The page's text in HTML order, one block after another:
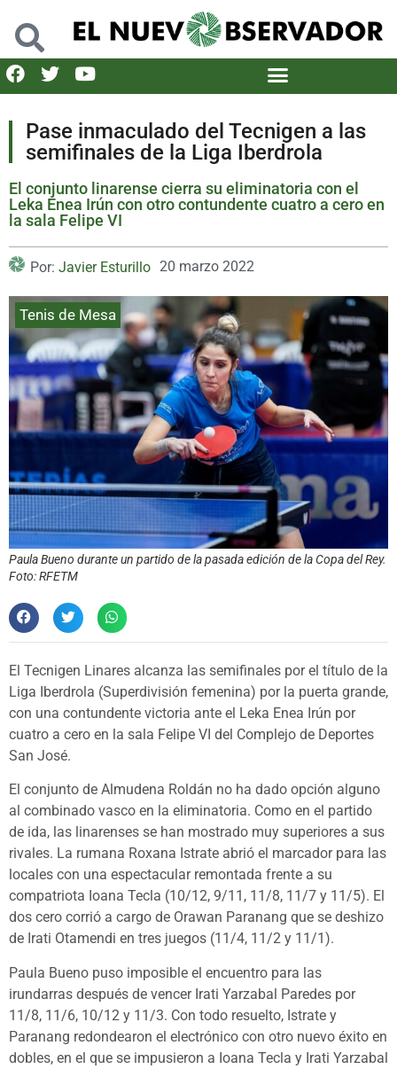
Pase inmaculado del Tecnigen a las
semifinales de la Liga Iberdrola
El conjunto linarense cierra su eliminatoria con el
Leka Enea Irún con otro contundente cuatro a cero en
la sala Felipe VI
Por: Javier Esturillo 20 marzo 2022
Tenis de Mesa
Paula Bueno durante un partido de la pasada edición de la Copa del Rey.
Foto: RFETM
El Tecnigen Linares alcanza las semifinales por el título de la
Liga Iberdrola (Superdivisión femenina) por la puerta grande,
con una contundente victoria ante el Leka Enea Irún por
cuatro a cero en la sala Felipe VI del Complejo de Deportes
San José.
El conjunto de Almudena Roldán no ha dado opción alguno
al combinado vasco en la eliminatoria. Como en el partido
de ida, las linarenses se han mostrado muy superiores a sus
rivales. La rumana Roxana Istrate abrió el marcador para las
locales con una espectacular remontada frente a su
compatriota Ioana Tecla (10/12, 9/11, 11/8, 11/7 y 11/5). El
dos cero corrió a cargo de Orawan Paranang que se deshizo
de Irati Otamendi en tres juegos (11/4, 11/2 y 11/1).
Paula Bueno puso imposible el encuentro para las
irundarras después de vencer Irati Yarzabal Paredes por
11/8, 11/6, 10/12 y 11/3. Con todo resuelto, Istrate y
Paranang redondearon el electrónico con otro nuevo éxito en
dobles, en el que se impusieron a Ioana Tecla y Irati Yarzabal